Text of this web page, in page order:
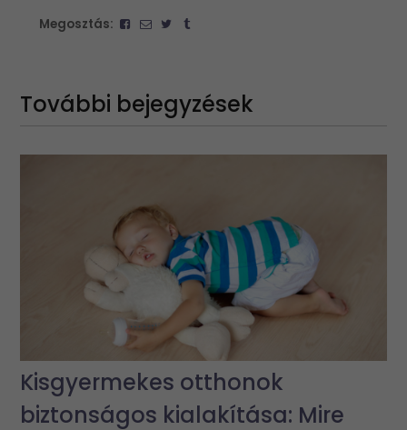
Megosztás:
További bejegyzések
Kisgyermekes otthonok
biztonságos kialakítása: Mire